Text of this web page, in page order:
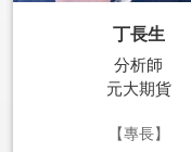
丁長生
分析師
元大期貨
【專長】